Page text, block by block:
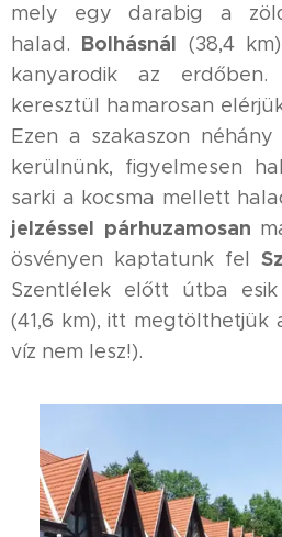
mely egy darabig a
halad. Bolhásnál (38,4
kanyarodik az erdőben.
keresztül hamarosan
Ezen a szakaszon
kerülnünk, figyelmesen
sarki a kocsma mellett
jelzéssel párhuzamosan
ösvényen kaptatunk fel
Szentlélek előtt útba
(41,6 km), itt megtölthetjük
víz nem lesz!).